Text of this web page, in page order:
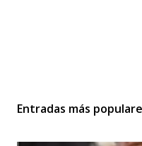
Entradas más